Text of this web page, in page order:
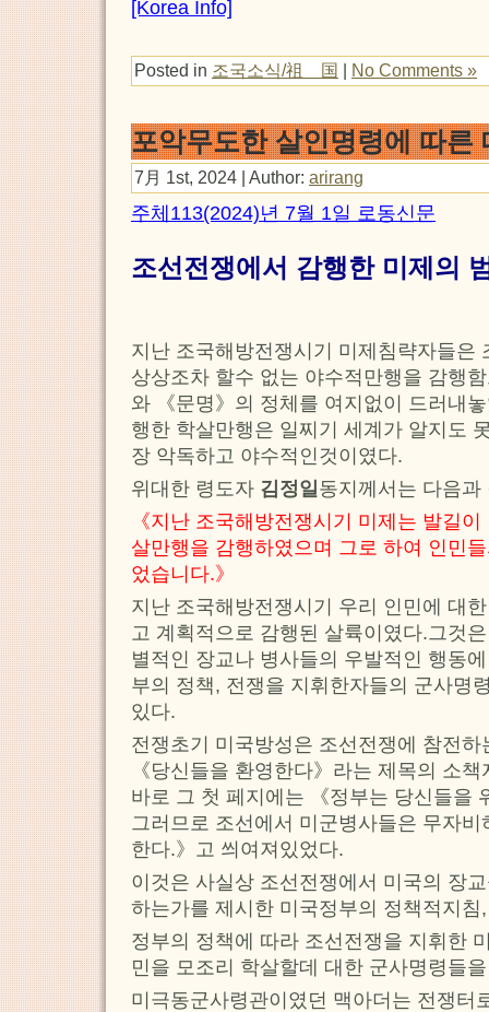
[Korea Info]
Posted in 조국소식/祖 国 | No Comments »
포악무도한 살인명령에 따른
7月 1st, 2024 | Author: arirang
주체113(2024)년 7월 1일 로동신문
조선전쟁에서 감행한 미제의
지난 조국해방전쟁시기 미제침략자들은
상상조차 할수 없는 야수적만행을 감행
와 《문명》의 정체를 여지없이 드러내
행한 학살만행은 일찌기 세계가 알지도
장 악독하고 야수적인것이였다.
위대한 령도자 김정일 동지께서는 다음
《지난 조국해방전쟁시기 미제는 발길
살만행을 감행하였으며 그로 하여 인민
었습니다.》
지난 조국해방전쟁시기 우리 인민에 대
고 계획적으로 감행된 살륙이였다.그것
별적인 장교나 병사들의 우발적인 행동
부의 정책, 전쟁을 지휘한자들의 군사명
있다.
전쟁초기 미국방성은 조선전쟁에 참전
《당신들을 환영한다》라는 제목의 소
바로 그 첫 페지에는 《정부는 당신들을
그러므로 조선에서 미군병사들은 무자
한다.》고 씌여져있었다.
이것은 사실상 조선전쟁에서 미국의 장
하는가를 제시한 미국정부의 정책적지침
정부의 정책에 따라 조선전쟁을 지휘한
민을 모조리 학살할데 대한 군사명령들
미극동군사령관이였던 맥아더는 전쟁터